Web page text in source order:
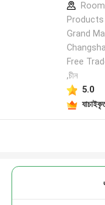
Products
Grand
Free
,চীন
5.0